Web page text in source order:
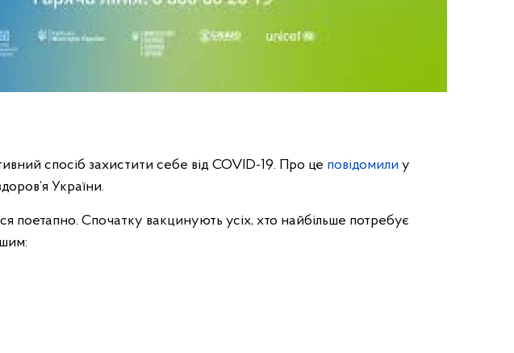
спосіб захистити себе від COVID-19. Про це повідомили у
України.
поетапно. Спочатку вакцинують усіх, хто найбільше потребує